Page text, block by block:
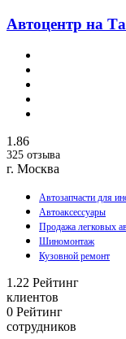
Автоцентр на
1.86
325 отзыва
г. Москва
Автозапчасти для
Автоаксессуары
Продажа легковых
Шиномонтаж
Кузовной ремонт
1.22 Рейтинг
клиентов
0 Рейтинг
сотрудников